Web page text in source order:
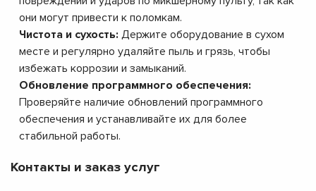
они могут привести к поломкам.
Чистота и сухость: Держите оборудование в сухом
месте и регулярно удаляйте пыль и грязь, чтобы
избежать коррозии и замыканий.
Обновление программного обеспечения:
Проверяйте наличие обновлений программного
обеспечения и устанавливайте их для более
стабильной работы.
Контакты и заказ услуг